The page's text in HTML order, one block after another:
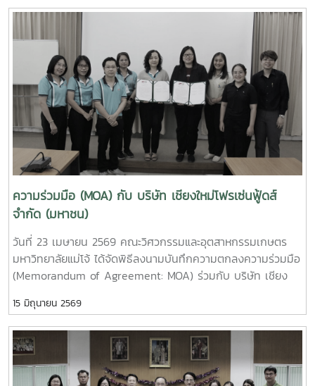
University.The visit aimed to strengthen academic
collaboration and explore future opportunities for
student exchange programs between the two
institutions.During the meeting, participants viewed
institutional introduction videos of Maejo University
and the Faculty of Engineering and Agro-Industry,
followed by discussions on academic cooperation,
research collaboration, and student exchange programs
at both undergraduate and graduate levels.Professor
Ken’ichi Yano delivered a keynote presentation on
“Automation Engineering, Welfare Robots and Nursing
Care Systems,” highlighting innovative robotics
technologies for healthcare, elderly care, and welfare
support systems.In addition, representatives from the
Agricultural Engineering Program, Food Engineering
Program, Food Science Program, Graduate Programs, and
Nursing Program presented their outstanding research
projects, specialized laboratories, and academic
operation units. The visit also included laboratory
observations and facility tours within the faculty to
promote knowledge exchange and future international
มหาวิทยาลัย เข้าร่วมกิจกรรม พร้อมกล่าวอวยพรเนื่องในโอกาสปี
ใหม่เมือง และถ่ายทอดประสบการณ์ในการมีส่วนร่วมจัดตั้งคณะฯ
ในช่วงที่ดำรงตำแหน่งผู้บริหารมหาวิทยาลัย สะท้อนถึงความมุ่งมั่น
และรากฐานสำคัญของการพัฒนาคณะจนถึงปัจจุบันนอกจากนี้
รองศาสตราจารย์ กิตติพงษ์ วุฒิจำนงค์ ตัวแทนผู้อาวุโส ได้ให้
โอวาทแก่บุคลากรรุ่นปัจจุบัน โดยเน้นย้ำถึงความตั้งใจในการ
ทำงาน ความรับผิดชอบต่อหน้าที่ และการร่วมกันพัฒนาองค์กรให้
ก้าวหน้าอย่างยั่งยืนในโอกาสนี้ ผู้ช่วยศาสตราจารย์ ดร.กาญจนา
นาคประสม คณบดีคณะวิศวกรรมและอุตสาหกรรมเกษตร เป็นผู้
แทนกล่าวขอขมาและขอพรจากผู้อาวุโส ก่อนที่คณาจารย์และ
บุคลากรจะร่วมกันประเคนของดำหัว เพื่อแสดงความเคารพและ
ความกตัญญูกตเวทีทั้งนี้ มีผู้อาวุโสเข้าร่วมกิจกรรมจำนวนทั้งสิ้น
15 ท่าน ณ ห้อง E117 อาคารเรียนรวมสาขาวิศวกรรมศาสตร์
จากภูมิปัญญาสู่สแน็คสร้างสรรค์” ที่เปิดโอกาสให้ผู้เข้าร่วมได้เรียน
รู้และลงมือปฏิบัติจริงในการต่อยอดผลิตภัณฑ์ข้าวตังจาก
ภูมิปัญญาท้องถิ่น สู่แนวคิดนวัตกรรมอาหารในรูปแบบสร้างสรรค์
กิจกรรมในครั้งนี้สะท้อนถึงความผูกพันระหว่างบุคลากรทั้งในอดีต
และปัจจุบัน พร้อมทั้งเป็นการสืบสานวัฒนธรรมอันดีงาม ควบคู่
กับการต่อยอดองค์ความรู้สู่ความคิดสร้างสรรค์อย่างยั่งยืน
ความร่วมมือ (MOA) กับ บริษัท เชียงใหม่โฟรเซ่นฟู้ดส์
จำกัด (มหาชน)
วันที่ 23 เมษายน 2569 คณะวิศวกรรมและอุตสาหกรรมเกษตร
มหาวิทยาลัยแม่โจ้ ได้จัดพิธีลงนามบันทึกความตกลงความร่วมมือ
(Memorandum of Agreement: MOA) ร่วมกับ บริษัท เชียง
อุตสาหกรรมเกษตร มหาวิทยาลัยแม่โจ้ จังหวัดเชียงใหม่การลง
นามในครั้งนี้ นำโดยผู้ช่วยศาสตราจารย์ ดร.กาญจนา นาคประสม
คณบดีคณะวิศวกรรมและอุตสาหกรรมเกษตร มหาวิทยาลัยแม่โจ้
และ นางสาววริศรา เก่งการค้า ผู้จัดการทั่วไป บริษัท เชียงใหม่
โฟรเซ่นฟู้ดส์ จำกัด (มหาชน)โดยมีผู้บริหาร คณาจารย์ และ
15 มิถุนายน 2569